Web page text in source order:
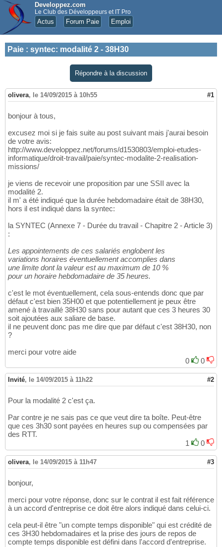
Developpez.com
Le Club des Développeurs et IT Pro
Actus Forum Paie Emploi
Paie : syntec: modalité 2 - 38H30
Répondre à la discussion
olivera, le 14/09/2015 à 10h55 #1
bonjour à tous,
excusez moi si je fais suite au post suivant mais j'aurai besoin
de votre avis:
http://www.developpez.net/forums/d1530803/emploi-etudes-
informatique/droit-travail/paie/syntec-modalite-2-realisation-
missions/
je viens de recevoir une proposition par une SSII avec la
modalité 2.
il m' a été indiqué que la durée hebdomadaire était de 38H30,
hors il est indiqué dans la syntec:
la SYNTEC (Annexe 7 - Durée du travail - Chapitre 2 - Article 3)
:
Les appointements de ces salariés englobent les
variations horaires éventuellement accomplies dans
une limite dont la valeur est au maximum de 10 %
pour un horaire hebdomadaire de 35 heures.
c'est le mot éventuellement, cela sous-entends donc que par
défaut c'est bien 35H00 et que potentiellement je peux être
amené à travaillé 38H30 sans pour autant que ces 3 heures 30
soit ajoutées aux saliare de base.
il ne peuvent donc pas me dire que par défaut c'est 38H30, non
?
merci pour votre aide
0
0
Invité, le 14/09/2015 à 11h22 #2
Pour la modalité 2 c'est ça.
Par contre je ne sais pas ce que veut dire ta boîte. Peut-être
que ces 3h30 sont payées en heures sup ou compensées par
des RTT.
1
0
olivera, le 14/09/2015 à 11h47 #3
bonjour,
merci pour votre réponse, donc sur le contrat il est fait référence
à un accord d'entreprise ce doit être alors indiqué dans celui-ci.
cela peut-il être "un compte temps disponible" qui est crédité de
ces 3H30 hebdomadaires et la prise des jours de repos de
compte temps disponible est défini dans l'accord d'entreprise.